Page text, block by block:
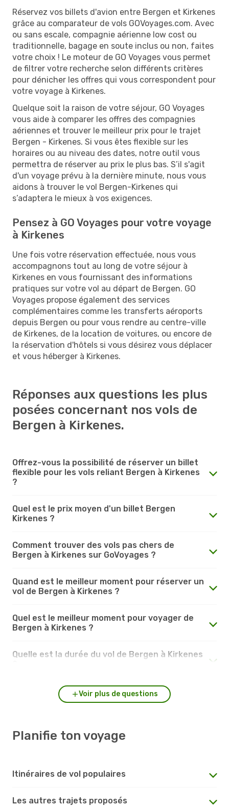
Réservez vos billets d'avion entre Bergen et Kirkenes
grâce au comparateur de vols GOVoyages.com. Avec
ou sans escale, compagnie aérienne low cost ou
traditionnelle, bagage en soute inclus ou non, faites
votre choix ! Le moteur de GO Voyages vous permet
de filtrer votre recherche selon différents critères
pour dénicher les offres qui vous correspondent pour
votre voyage à Kirkenes.
Quelque soit la raison de votre séjour, GO Voyages
vous aide à comparer les offres des compagnies
aériennes et trouver le meilleur prix pour le trajet
Bergen - Kirkenes. Si vous êtes flexible sur les
horaires ou au niveau des dates, notre outil vous
permettra de réserver au prix le plus bas. S’il s'agit
d'un voyage prévu à la dernière minute, nous vous
aidons à trouver le vol Bergen-Kirkenes qui
s’adaptera le mieux à vos exigences.
Pensez à GO Voyages pour votre voyage
à Kirkenes
Une fois votre réservation effectuée, nous vous
accompagnons tout au long de votre séjour à
Kirkenes en vous fournissant des informations
pratiques sur votre vol au départ de Bergen. GO
Voyages propose également des services
complémentaires comme les transferts aéroports
depuis Bergen ou pour vous rendre au centre-ville
de Kirkenes, de la location de voitures, ou encore de
la réservation d'hôtels si vous désirez vous déplacer
et vous héberger à Kirkenes.
Réponses aux questions les plus
posées concernant nos vols de
Bergen à Kirkenes.
Offrez-vous la possibilité de réserver un billet
flexible pour les vols reliant Bergen à Kirkenes
?
Quel est le prix moyen d'un billet Bergen
Kirkenes ?
Comment trouver des vols pas chers de
Bergen à Kirkenes sur GoVoyages ?
Quand est le meilleur moment pour réserver un
vol de Bergen à Kirkenes ?
Quel est le meilleur moment pour voyager de
Bergen à Kirkenes ?
Quelle est la durée du vol de Bergen à Kirkenes
Voir plus de questions
Planifie ton voyage
Itinéraires de vol populaires
Les autres trajets proposés